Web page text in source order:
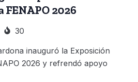
FENAPO 2026
30
inauguró la Exposición
2026 y refrendó apoyo